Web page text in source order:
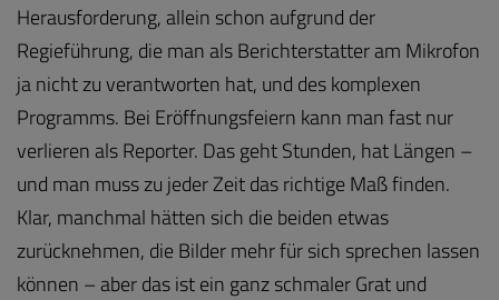
Herausforderung, allein schon aufgrund der
Regieführung, die man als Berichterstatter am Mikrofon
ja nicht zu verantworten hat, und des komplexen
Programms. Bei Eröffnungsfeiern kann man fast nur
verlieren als Reporter. Das geht Stunden, hat Längen –
und man muss zu jeder Zeit das richtige Maß finden.
Klar, manchmal hätten sich die beiden etwas
zurücknehmen, die Bilder mehr für sich sprechen lassen
können – aber das ist ein ganz schmaler Grat und